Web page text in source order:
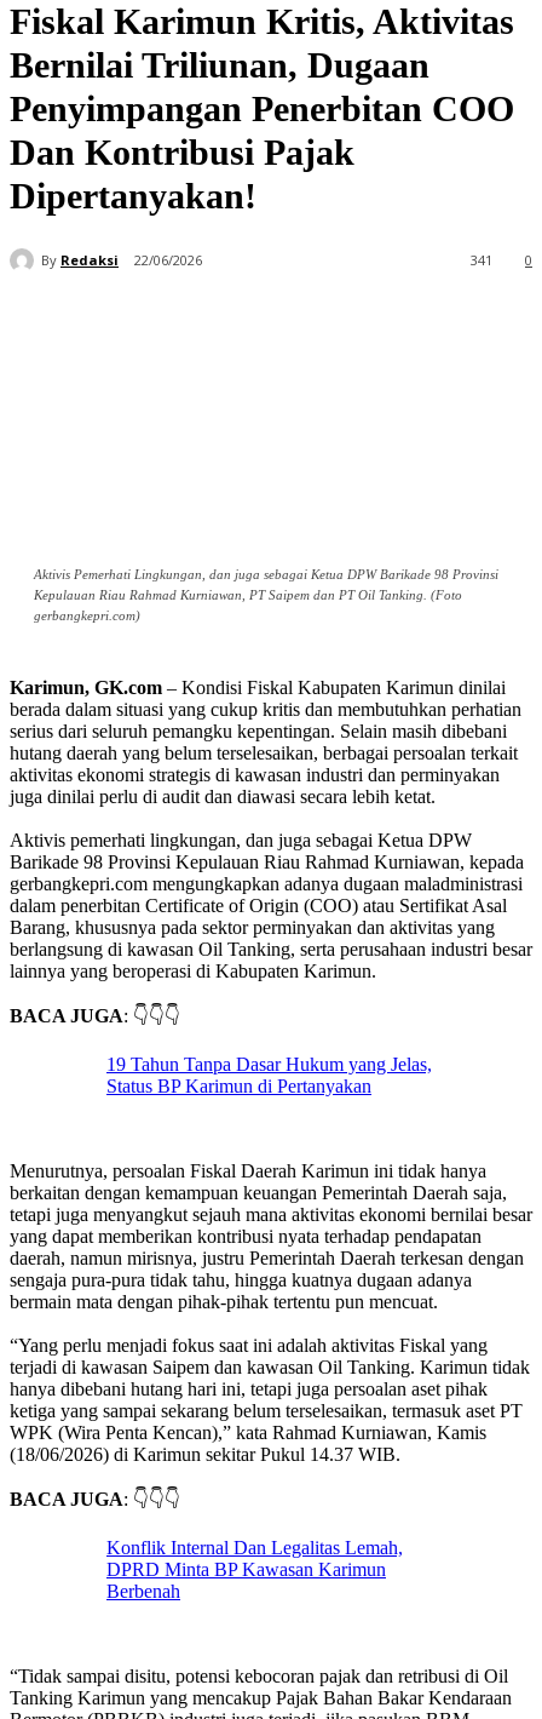
Fiskal Karimun Kritis, Aktivitas
Bernilai Triliunan, Dugaan
Penyimpangan Penerbitan COO
Dan Kontribusi Pajak
Dipertanyakan!
By Redaksi 22/06/2026 0
341
Aktivis Pemerhati Lingkungan, dan juga sebagai Ketua DPW Barikade 98 Provinsi
Kepulauan Riau Rahmad Kurniawan, PT Saipem dan PT Oil Tanking. (Foto
gerbangkepri.com)
Karimun, GK.com – Kondisi Fiskal Kabupaten Karimun dinilai
berada dalam situasi yang cukup kritis dan membutuhkan perhatian
serius dari seluruh pemangku kepentingan. Selain masih dibebani
hutang daerah yang belum terselesaikan, berbagai persoalan terkait
aktivitas ekonomi strategis di kawasan industri dan perminyakan
juga dinilai perlu di audit dan diawasi secara lebih ketat.
Aktivis pemerhati lingkungan, dan juga sebagai Ketua DPW
Barikade 98 Provinsi Kepulauan Riau Rahmad Kurniawan, kepada
gerbangkepri.com mengungkapkan adanya dugaan maladministrasi
dalam penerbitan Certificate of Origin (COO) atau Sertifikat Asal
Barang, khususnya pada sektor perminyakan dan aktivitas yang
berlangsung di kawasan Oil Tanking, serta perusahaan industri besar
lainnya yang beroperasi di Kabupaten Karimun.
BACA JUGA: 👇👇👇
19 Tahun Tanpa Dasar Hukum yang Jelas,
Status BP Karimun di Pertanyakan
Menurutnya, persoalan Fiskal Daerah Karimun ini tidak hanya
berkaitan dengan kemampuan keuangan Pemerintah Daerah saja,
tetapi juga menyangkut sejauh mana aktivitas ekonomi bernilai besar
yang dapat memberikan kontribusi nyata terhadap pendapatan
daerah, namun mirisnya, justru Pemerintah Daerah terkesan dengan
sengaja pura-pura tidak tahu, hingga kuatnya dugaan adanya
bermain mata dengan pihak-pihak tertentu pun mencuat.
“Yang perlu menjadi fokus saat ini adalah aktivitas Fiskal yang
terjadi di kawasan Saipem dan kawasan Oil Tanking. Karimun tidak
hanya dibebani hutang hari ini, tetapi juga persoalan aset pihak
ketiga yang sampai sekarang belum terselesaikan, termasuk aset PT
WPK (Wira Penta Kencan),” kata Rahmad Kurniawan, Kamis
(18/06/2026) di Karimun sekitar Pukul 14.37 WIB.
BACA JUGA: 👇👇👇
Konflik Internal Dan Legalitas Lemah,
DPRD Minta BP Kawasan Karimun
Berbenah
“Tidak sampai disitu, potensi kebocoran pajak dan retribusi di Oil
Tanking Karimun yang mencakup Pajak Bahan Bakar Kendaraan